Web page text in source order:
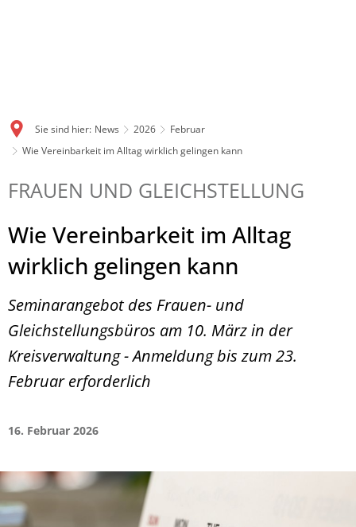
Sie sind hier: News 2026
Februar
Wie Vereinbarkeit im Alltag wirklich gelingen kann
FRAUEN UND GLEICHSTELLUNG
Wie Vereinbarkeit im Alltag
wirklich gelingen kann
Seminarangebot des Frauen- und
Gleichstellungsbüros am 10. März in der
Kreisverwaltung - Anmeldung bis zum 23.
Februar erforderlich
16. Februar 2026